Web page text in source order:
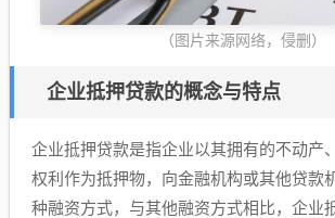
（图片来源网络，侵删）
企业抵押贷款的概念与特点
企业抵押贷款是指企业以其拥有的不动产
权利作为抵押物，向金融机构或其他贷款
种融资方式，与其他融资方式相比，企业